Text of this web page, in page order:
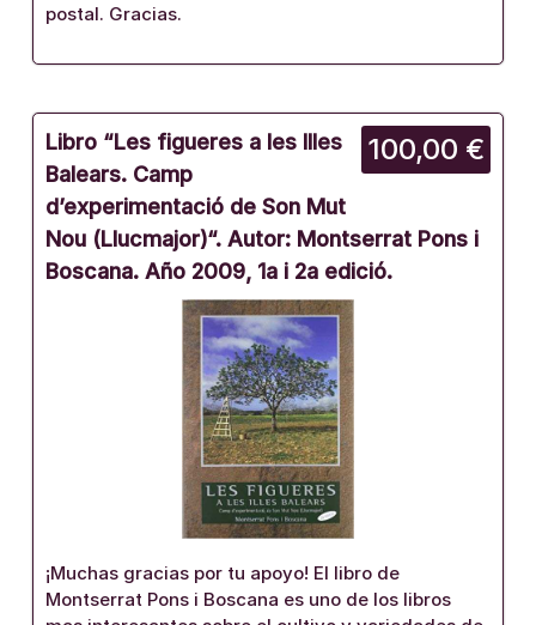
postal. Gracias.
100,00 €
Libro “Les figueres a les Illes
Balears. Camp
d’experimentació de Son Mut
Nou (Llucmajor)“. Autor: Montserrat Pons i
Boscana. Año 2009, 1a i 2a edició.
¡Muchas gracias por tu apoyo! El libro de
Montserrat Pons i Boscana es uno de los libros